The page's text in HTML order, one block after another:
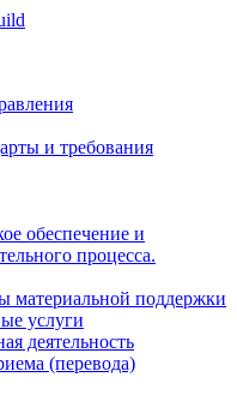
и требования
обеспечение и
процесса.
материальной поддержки
услуги
деятельность
(перевода)